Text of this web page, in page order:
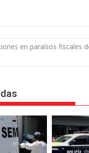
en paraísos fiscales